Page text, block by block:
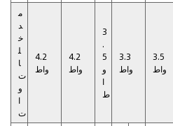
م
د
خ
ل
ا
ت
و
ا
ت
4.2
واط
4.2
واط
3
.
5
و
ا
ط
3.3
واط
3.5
واط